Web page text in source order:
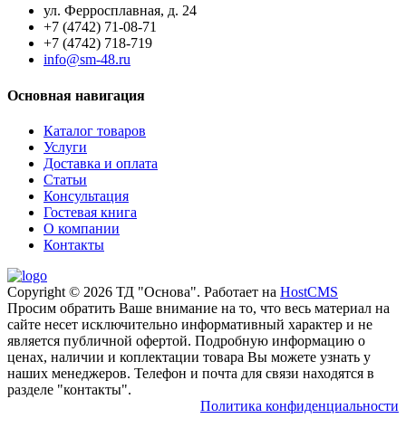
ул. Ферросплавная, д. 24
+7 (4742) 71-08-71
+7 (4742) 718-719
info@sm-48.ru
Основная навигация
Каталог товаров
Услуги
Доставка и оплата
Статьи
Консультация
Гостевая книга
О компании
Контакты
Copyright © 2026 ТД "Основа". Работает на HostCMS
Просим обратить Ваше внимание на то, что весь материал на
сайте несет исключительно информативный характер и не
является публичной офертой. Подробную информацию о
ценах, наличии и коплектации товара Вы можете узнать у
наших менеджеров. Телефон и почта для связи находятся в
разделе "контакты".
Политика конфиденциальности